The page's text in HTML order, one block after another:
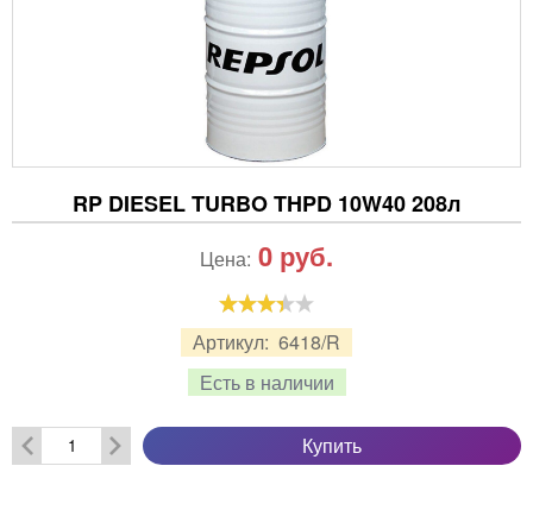
RP DIESEL TURBO THPD 10W40 208л
Артикул: 6418/R
Есть в наличии
Цена: 0 руб.
Купить